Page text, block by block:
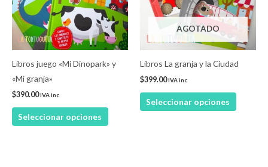
Libros juego «Mi Dinopark» y
«Mi granja»
$390.00IVA inc
Seleccionar opciones
Las
opciones
se
pueden
la
AGOTADO
Libros La granja y la Ciudad
$399.00IVA inc
Seleccionar opciones
Las
se
pueden
en